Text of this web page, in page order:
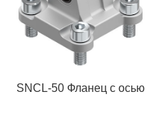
SNCL-50 Фланец с осью